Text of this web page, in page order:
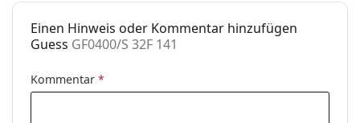
Einen Hinweis oder Kommentar hinzufügen
Guess GF0400/S 32F 141
Kommentar *